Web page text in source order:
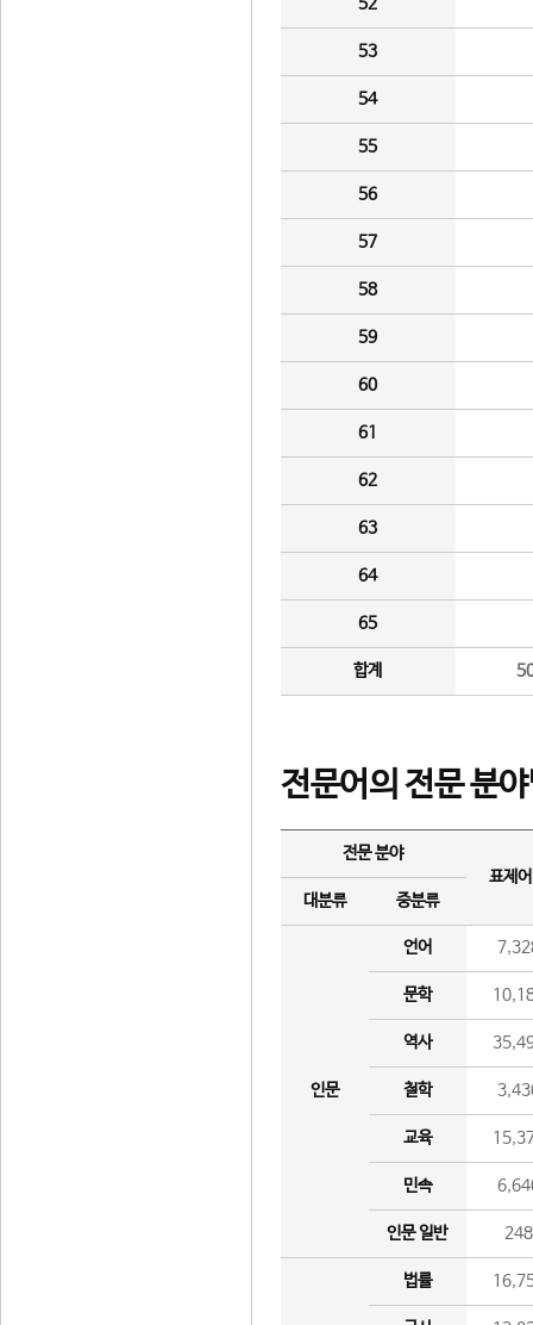
53
54
55
56
57
58
59
60
61
62
63
64
65
합계
전문어의 전문 분
전문 분야
표제
대분류
중분류
인문
언어
문학
역사
철학
교육
민속
인문 일반 248
법률